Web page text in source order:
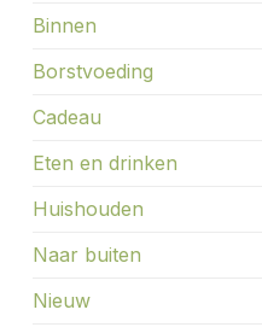
Binnen
Borstvoeding
Cadeau
Eten en drinken
Huishouden
Naar buiten
Nieuw